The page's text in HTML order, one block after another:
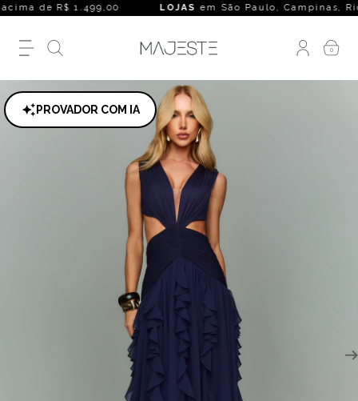
de R$ 1.499,00 LOJASem São Paulo, Campinas, Rio
0
PROVADOR COM IA